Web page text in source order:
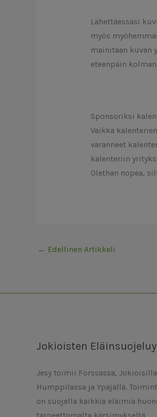
Lähettäessäsi
myös
mainitaan kuvan
eteenpäin
Sponsoriksi
Vaikka
varanneet
kalenteriin
Olethan nopea,
← Edellinen Artikkeli
Jokioisten
Jesy toimii Forssassa,
Humppilassa ja Ypäjällä.
on suojella kaikkia eläimiä